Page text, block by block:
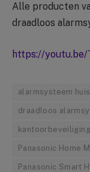
Alle producten
draadloos
https://youtu.be/
alarmsysteem huis
draadloos
kantoorbeveiliging
Panasonic Home
Panasonic Smart